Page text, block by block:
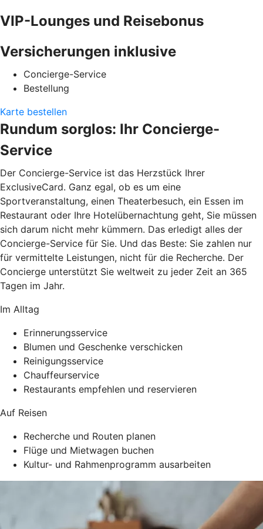
VIP-Lounges und Reisebonus
Versicherungen inklusive
Concierge-Service
Bestellung
Karte bestellen
Rundum sorglos: Ihr Concierge-
Service
Der Concierge-Service ist das Herzstück Ihrer
ExclusiveCard. Ganz egal, ob es um eine
Sportveranstaltung, einen Theaterbesuch, ein Essen im
Restaurant oder Ihre Hotelübernachtung geht, Sie müssen
sich darum nicht mehr kümmern. Das erledigt alles der
Concierge-Service für Sie. Und das Beste: Sie zahlen nur
für vermittelte Leistungen, nicht für die Recherche. Der
Concierge unterstützt Sie weltweit zu jeder Zeit an 365
Tagen im Jahr.
Im Alltag
Erinnerungsservice
Blumen und Geschenke verschicken
Reinigungsservice
Chauffeurservice
Restaurants empfehlen und reservieren
Auf Reisen
Recherche und Routen planen
Flüge und Mietwagen buchen
Kultur- und Rahmenprogramm ausarbeiten